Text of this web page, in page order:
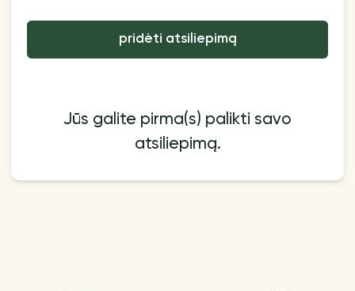
pridėti atsiliepimą
Jūs galite pirma(s) palikti savo
atsiliepimą.